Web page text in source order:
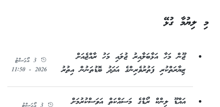
މި ލިޔުމާ ގުޅޭ
ޖޫން މަހާ އަޅާބަލާއިރު ޖުލައި މަހު ރާއްޖެއަށް
ޒިޔާރަތްކުރި ފަތުރުވެރިންގެ އަދަދު ބޮޑުތަނުން އިތުރު
3 އޯގަސްޓު
2026 - 11:50
އައްޑޫ ލިންކް ރޯޑްގެ މަސައްކަތް އަވަސްކުރުމަށް